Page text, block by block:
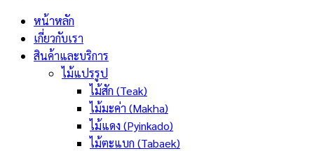
หน้าหลัก
เกี่ยวกับเรา
สินค้าและบริการ
ไม้แปรรูป
ไม้สัก (Teak)
ไม้มะค่า (Makha)
ไม้แดง (Pyinkado)
ไม้ตะแบก (Tabaek)